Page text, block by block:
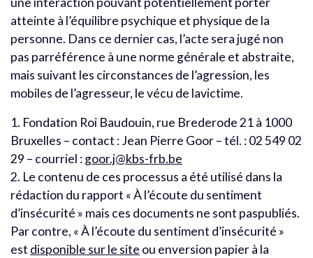
atteinte à l’équilibre psychique et physique de la
personne. Dans ce dernier cas, l’acte sera jugé non
pas parréférence à une norme générale et abstraite,
mais suivant les circonstances de l’agression, les
mobiles de l’agresseur, le vécu de lavictime.
1. Fondation Roi Baudouin, rue Brederode 21 à 1000
Bruxelles – contact : Jean Pierre Goor – tél. : 02 549 02
29 – courriel :goor.j@kbs-frb.be
2. Le contenu de ces processus a été utilisé dans la
rédaction du rapport « À l’écoute du sentiment
d’insécurité » mais ces documents ne sont paspubliés.
Par contre, « À l’écoute du sentiment d’insécurité »
est disponible sur le site ou enversion papier à la